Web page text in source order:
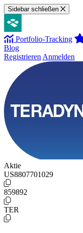
Sidebar schließen
Portfolio-Tracking
Blog
Registrieren Anmelden
Aktie
US8807701029
859892
TER